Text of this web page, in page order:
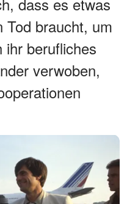
Tod braucht, um
ihr berufliches
verwoben,